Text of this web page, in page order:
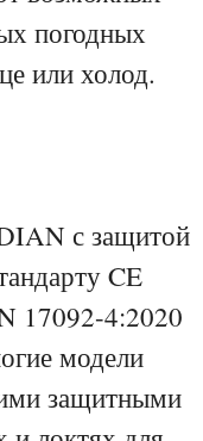
погодных
или холод.
с защитой
CE
17092-4:2020
модели
защитными